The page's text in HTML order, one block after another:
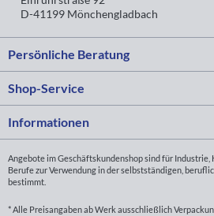
D-41199 Mönchengladbach
Persönliche Beratung
Shop-Service
Informationen
Angebote im Geschäftskundenshop sind für
Berufe zur Verwendung in der selbstständigen,
bestimmt.
* Alle Preisangaben ab Werk ausschließlich